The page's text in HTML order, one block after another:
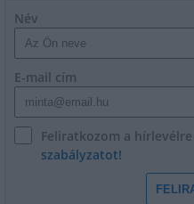
Név
E-mail cím
Feliratkozom a
szabályzatot!